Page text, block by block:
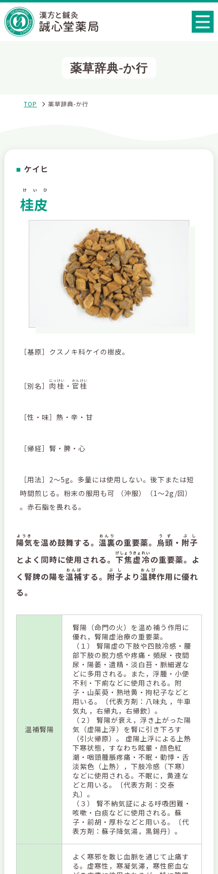
薬草辞典-か行
TOP 薬草辞典-か行
■ ケイヒ
桂皮
けいひ
［基原］クスノキ科ケイの樹皮。
［別名］ 肉桂
にっけい
・ 官桂
かんけい
［性・味］熱・辛・甘
［帰経］腎・脾・心
［用法］2～5g。多量には使用しない。後下または短
時間煎じる。粉末の服用も可 （沖服）（1～2g/回）
。赤石脂を畏れる。
陽気
ようき
を温め鼓舞する。 温裏
おんり
の重要薬。 烏頭
うず
・ 附子
ぶし
とよく同時に使用される。 下焦虚冷
げしょうきょれい
の重要薬。よ
く腎脾の陽を温補
おんぽ
する。 附子
ぶし
より温脾
おんぴ
作用に優れ
る。
温補腎陽
腎陽（命門の火）を温め補う作用に
優れ，腎陽虚治療の重要薬。
（１） 腎陽虚の下肢や四肢冷感・腰
部下肢の脱力感や疼痛・頻尿・夜間
尿・陽萎・遺精・淡白苔・脈細遅な
どに多用される。また，浮腫・小便
不利・下痢などに使用される。附
子・山茱萸・熟地黄・拘杞子などと
用いる。〔代表方剤：八味丸 ，牛車
気丸 ，右帰丸，右帰飲〕。
（２） 腎陽が衰え，浮き上がった陽
気（虚陽上浮）を腎に引き下ろす
（引火帰原）。 虚陽上浮による上熱
下寒状態，すなわち眩暈・顔色紅
潮・咽頭腫脹疼痛・不眠・動悸・舌
淡紫色（上熱），下肢冷感（下寒）
などに使用される。不眠に，黄連な
どと用いる。〔代表方剤：交泰
丸〕。
（３） 腎不納気証による呼吸困難・
咳嗽・白痰などに使用される。蘇
子・前胡・厚朴などと用いる。〔代
表方剤：蘇子降気湯，黒錫丹〕。
よく寒邪を散じ血脈を通じて止痛す
る。虚寒性，寒凝気滞，寒性瘀血な